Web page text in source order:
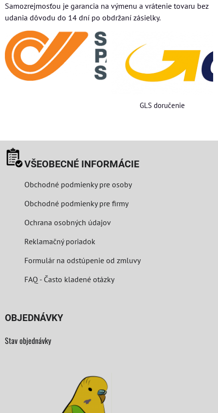
Samozrejmosťou je garancia na výmenu a vrátenie tovaru bez
udania dôvodu do 14 dní po obdržaní zásielky.
GLS doručenie
VŠEOBECNÉ INFORMÁCIE
Obchodné podmienky pre osoby
Obchodné podmienky pre firmy
Ochrana osobných údajov
Reklamačný poriadok
Formulár na odstúpenie od zmluvy
FAQ - Často kladené otázky
OBJEDNÁVKY
Stav objednávky